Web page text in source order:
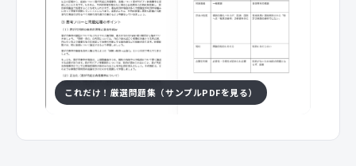
これだけ！厳選問題集（サンプルPDFを見る）